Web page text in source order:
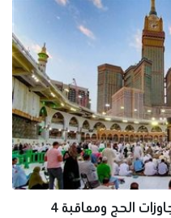
إيقاف 8 شركات سياحة بسبب تجاوزات الحج ومعاقبة 4